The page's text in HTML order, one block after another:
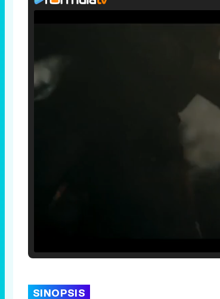
SINOPSIS